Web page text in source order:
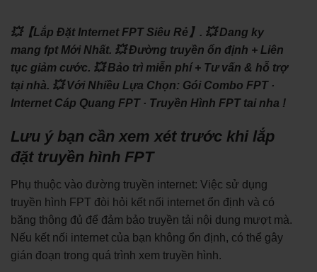
💥【Lắp Đặt Internet FPT Siêu Rẻ】. 💥 Dang ky
mang fpt Mới Nhất. 💥 Đường truyền ổn định + Liên
tục giảm cước. 💥 Bảo trì miễn phí + Tư vấn & hỗ trợ
tại nhà. 💥 Với Nhiều Lựa Chọn: ‎Gói Combo FPT ·
‎Internet Cáp Quang FPT · ‎Truyền Hình FPT tai nha !
Lưu ý bạn cần xem xét trước khi lắp
đặt truyền hình FPT
Phụ thuộc vào đường truyền internet: Việc sử dụng
truyền hình FPT đòi hỏi kết nối internet ổn định và có
băng thông đủ để đảm bảo truyền tải nội dung mượt mà.
Nếu kết nối internet của bạn không ổn định, có thể gây
gián đoạn trong quá trình xem truyền hình.